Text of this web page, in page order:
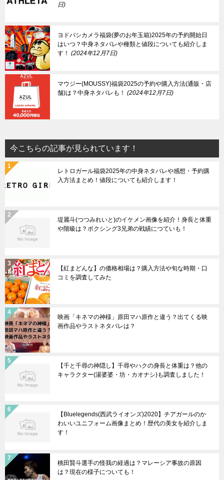
日
ヨドバシカメラ福袋(夢のお年玉箱)2025年の予約開始日
はいつ？中身ネタバレや種類と値段についても紹介しま
す！
2024年12月7日
マウジー(MOUSSY)福袋2025の予約や購入方法(通販・店
舗)は？中身ネタバレも！
2024年12月7日
今こちらの記事が見られています！
レトロガール福袋2025年の中身ネタバレや感想・予約購
入方法まとめ！値段についても紹介します！
堤麗斗(つつみれいと)のイケメン画像を紹介！身長と体重
や階級は？ボクシング3兄弟の戦績につていも！
【紅まどんな】の価格相場は？購入方法や旬な時期・口
コミを調査してみた
映画「キネマの神様」原田マハ原作と違う？出てくる映
画作品やラストネタバレは？
【千と千尋の神隠し】千尋やハクの身長と体重は？他の
キャラクター(湯婆婆・坊・カオナシ)も調査しました！
【Bluelegends(西武ライオンズ)2020】チアガールのか
わいいユニフォーム画像まとめ！歴代の美女を紹介しま
す！
桃田賢斗選手の怪我の経過は？マレーシア事故の原因
は？現在の様子についても！